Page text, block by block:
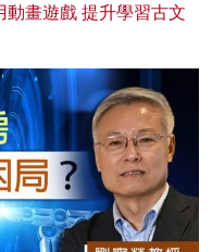
畫遊戲 提升學習古文